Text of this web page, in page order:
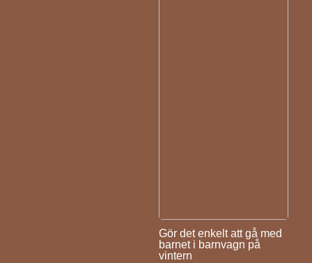
Gör det enkelt att gå med
barnet i barnvagn på
vintern